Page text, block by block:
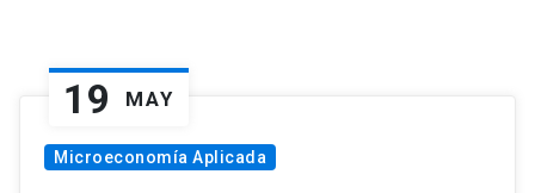
19 MAY
Microeconomía Aplicada